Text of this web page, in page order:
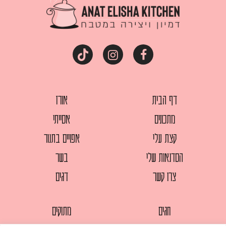
דף הבית
מתכונים
קצת עלי
הסדנאות שלי
צרו קשר
אורז
אסייתי
אפויים בתנור
בשר
דגים
חגים
מתוקים